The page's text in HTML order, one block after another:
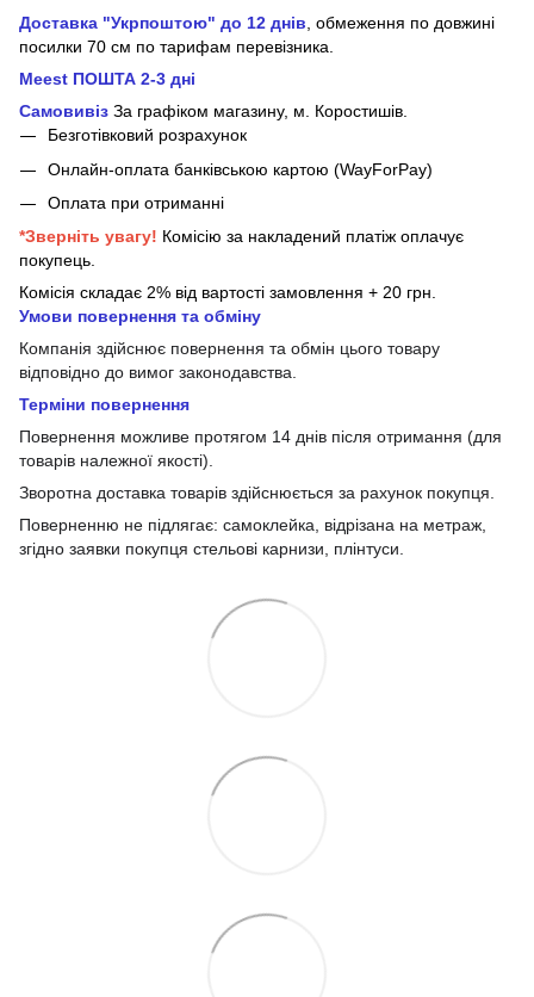
Доставка "Укрпоштою" до 12 днів , обмеження по довжині
посилки 70 см по тарифам перевізника.
Meest ПОШТА 2-3 дні
Самовивіз За графіком магазину, м.
Коростишів.
Безготівковий розрахунок
Онлайн-оплата банківською картою (WayForPay)
Оплата при отриманні
*Зверніть увагу! Комісію за накладений платіж оплачує
покупець.
Комісія складає 2% від вартості замовлення + 20 грн.
Умови повернення та обміну
Компанія здійснює повернення та обмін цього товару
відповідно до вимог законодавства.
Терміни повернення
Повернення можливе протягом 14 днів після отримання (для
товарів належної якості).
Зворотна доставка товарів здійснюється за рахунок покупця.
Поверненню не підлягає: самоклейка, відрізана на метраж,
згідно заявки покупця стельові карнизи, плінтуси.